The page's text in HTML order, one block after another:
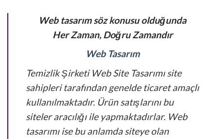
Web tasarım söz konusu olduğunda
Her Zaman, Doğru Zamandır
Web Tasarım
Temizlik Şirketi Web Site Tasarımı site
sahipleri tarafından genelde ticaret amaçlı
kullanılmaktadır. Ürün satışlarını bu
siteler aracılığı ile yapmaktadırlar. Web
tasarımı ise bu anlamda siteye olan